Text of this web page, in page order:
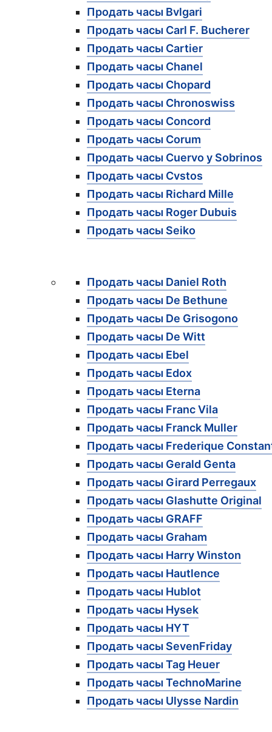
Продать часы Bvlgari
Продать часы Carl F. Bucherer
Продать часы Cartier
Продать часы Chanel
Продать часы Chopard
Продать часы Chronoswiss
Продать часы Concord
Продать часы Corum
Продать часы Cuervo y Sobrinos
Продать часы Cvstos
Продать часы Richard Mille
Продать часы Roger Dubuis
Продать часы Seiko
Продать часы Daniel Roth
Продать часы De Bethune
Продать часы De Grisogono
Продать часы De Witt
Продать часы Ebel
Продать часы Edox
Продать часы Eterna
Продать часы Franc Vila
Продать часы Franck Muller
Продать часы Frederique
Продать часы Gerald Genta
Продать часы Girard Perregaux
Продать часы Glashutte Original
Продать часы GRAFF
Продать часы Graham
Продать часы Harry Winston
Продать часы Hautlence
Продать часы Hublot
Продать часы Hysek
Продать часы HYT
Продать часы SevenFriday
Продать часы Tag Heuer
Продать часы TechnoMarine
Продать часы Ulysse Nardin